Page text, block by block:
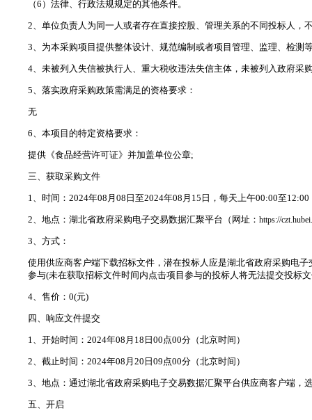
（6）法律、行政法规规定的其他条件。
2、单位负责人为同一人或者存在直接控股、管理关系的不同投标人，
3、为本采购项目提供整体设计、规范编制或者项目管理、监理、检测
4、未被列入失信被执行人、重大税收违法失信主体，未被列入政府采
5、落实政府采购政策需满足的资格要求：
无
6、本项目的特定资格要求：
提供《食品经营许可证》并加盖单位公章;
三、获取采购文件
1、时间：2024年08月08日至2024年08月15日，每天上午00:00至
2、地点：湖北省政府采购电子交易数据汇聚平台（网址： https://
3、方式：
使用供应商客户端下载招标文件，潜在投标人应是湖北省政府采购电
参与(未在获取招标文件时间内点击项目参与的投标人将无法提交投标
4、售价：0(元)
四、响应文件提交
1、开始时间：2024年08月18日00点00分（北京时间）
2、截止时间：2024年08月20日09点00分（北京时间）
3、地点：通过湖北省政府采购电子交易数据汇聚平台供应商客户端，
五、开启